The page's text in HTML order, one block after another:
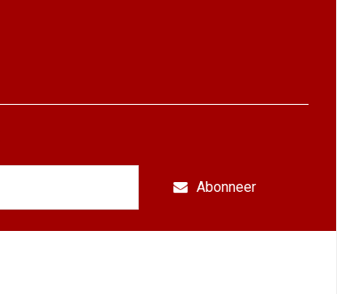
Abonneer